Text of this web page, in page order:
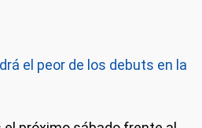
el peor de los debuts en la